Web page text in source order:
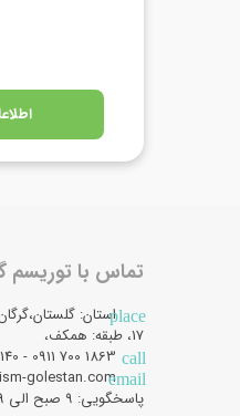
تماس با توریسم
placeاستان:
17، طبقه: همکف،
call
email
golestan.com
پاسخگویی: ۹ صبح الی 19